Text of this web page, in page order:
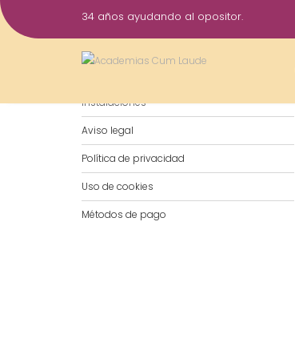
Saltar
al
34 años ayudando al opositor.
Instalaciones
Aviso legal
Política de privacidad
Uso de cookies
Métodos de pago